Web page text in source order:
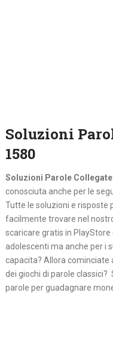
Soluzioni
1580
Soluzioni Parole
conosciuta anche per le
Tutte le soluzioni e risposte
facilmente trovare nel
scaricare gratis in
adolescenti ma anche per i
capacita? Allora cominciate
dei giochi di parole
parole per guadagnare